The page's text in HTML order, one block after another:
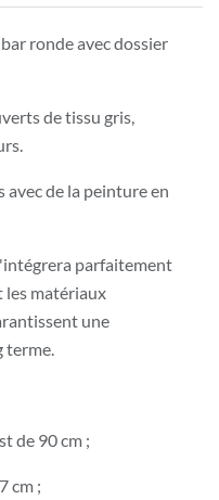
ronde avec dossier
de tissu gris,
avec de la peinture en
parfaitement
les matériaux
une
terme.
de 90 cm ;
cm ;